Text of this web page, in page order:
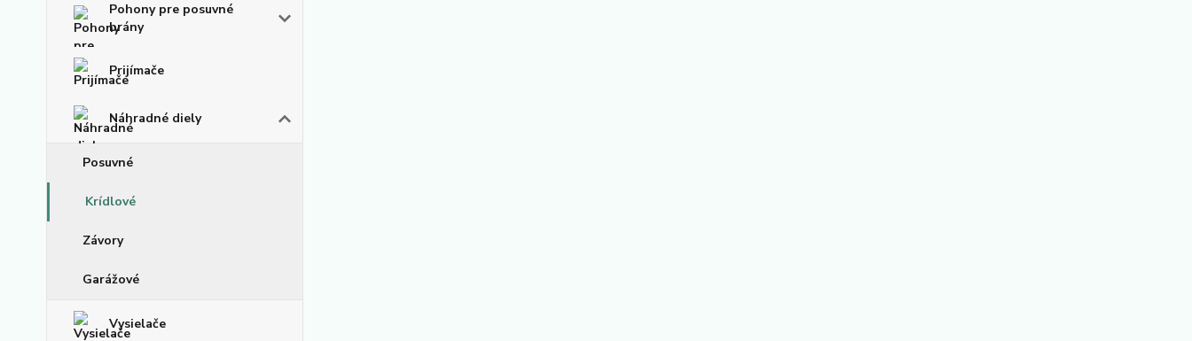
Pohony pre posuvné
brány
Prijímače
Náhradné diely
Posuvné
Krídlové
Závory
Garážové
Vysielače